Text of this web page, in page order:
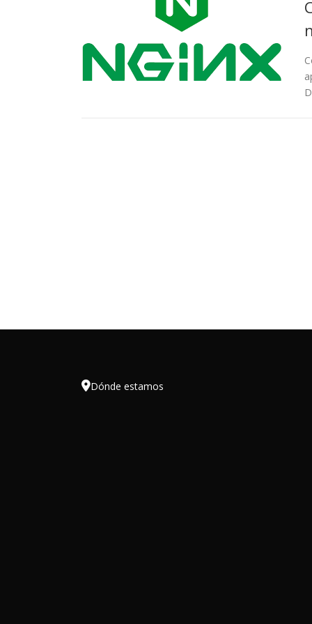
Dónde estamos